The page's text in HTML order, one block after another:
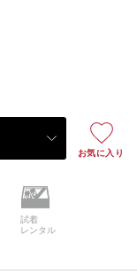
お気に入り
試着
レンタル